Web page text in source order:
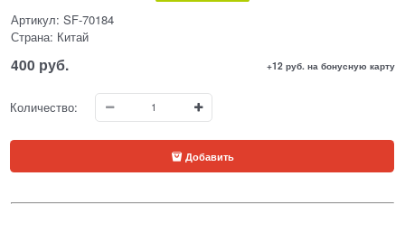
Артикул: SF-70184
Страна: Китай
400 руб. +12 руб. на бонусную карту
Количество:
Добавить